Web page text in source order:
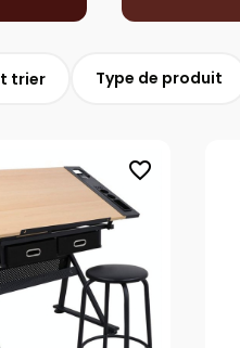
trier Type de produit
favorite_border